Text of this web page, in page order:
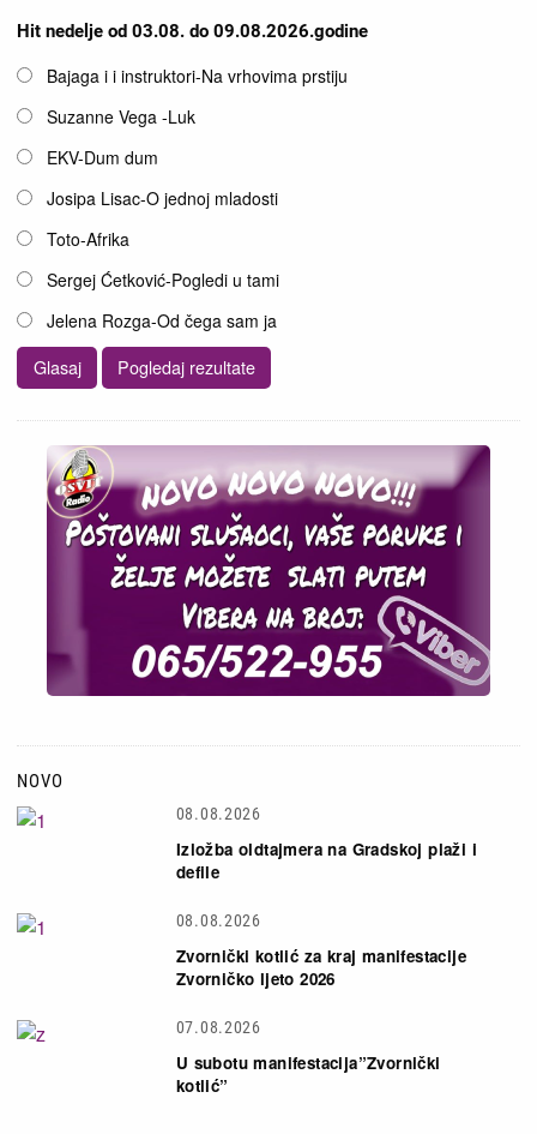
Hit nedelje od 03.08. do 09.08.2026.godine
OpcijeBajaga i i instruktori-Na vrhovima prstiju
Suzanne Vega -Luk
EKV-Dum dum
Josipa Lisac-O jednoj mladosti
Toto-Afrika
Sergej Ćetković-Pogledi u tami
Jelena Rozga-Od čega sam ja
NOVO
08.08.2026
Izložba oldtajmera na Gradskoj plaži i
defile
08.08.2026
Zvornički kotlić za kraj manifestacije
Zvorničko ljeto 2026
07.08.2026
U subotu manifestacija”Zvornički
kotlić”